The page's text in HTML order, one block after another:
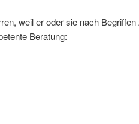
weil er oder sie nach Begriffen
Beratung: